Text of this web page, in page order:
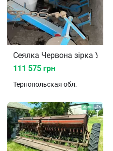
5.4 2000
Сеялка Червона зірка УПС
111 575 грн
Тернопольская обл.